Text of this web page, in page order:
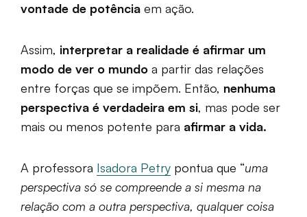
vontade de potência em ação.
Assim, interpretar a realidade é afirmar um
modo de ver o mundo a partir das relações
entre forças que se impõem. Então, nenhuma
perspectiva é verdadeira em si, mas pode ser
mais ou menos potente para afirmar a vida.
A professora Isadora Petry pontua que “uma
perspectiva só se compreende a si mesma na
relação com a outra perspectiva, qualquer coisa